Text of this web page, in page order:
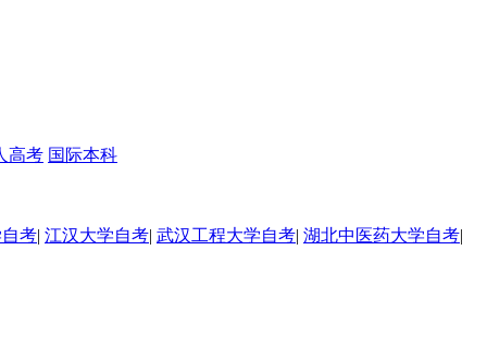
高考 国际本科
考| 江汉大学自考| 武汉工程大学自考| 湖北中医药大学自考|